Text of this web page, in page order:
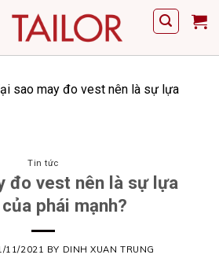
sao may đo vest nên là sự lựa
Tin tức
đo vest nên là sự lựa
phái mạnh?
11/2021 BY DINH XUAN TRUNG